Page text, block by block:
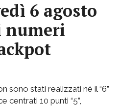
6 agosto
numeri
sono stati realizzati né il “6”
centrati 10 punti “5”,